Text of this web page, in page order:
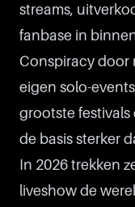
streams,
fanbase in
Conspiracy door
eigen solo-
grootste festivals
de basis sterker
In 2026 trekken
liveshow de